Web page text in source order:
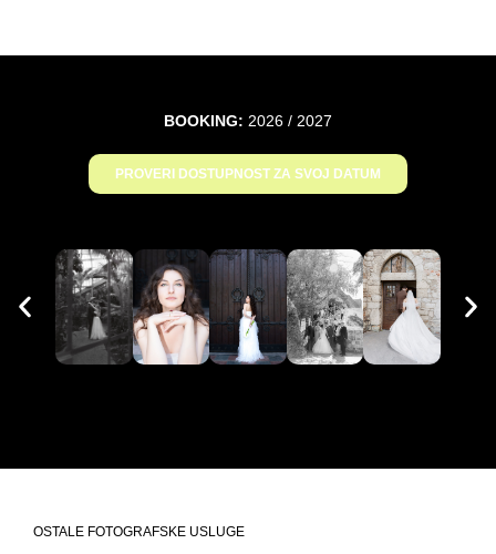
BOOKING: 2026 / 2027
PROVERI DOSTUPNOST ZA SVOJ DATUM
OSTALE FOTOGRAFSKE USLUGE